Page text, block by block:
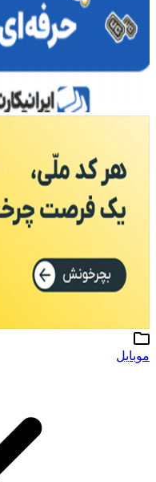
موبایل